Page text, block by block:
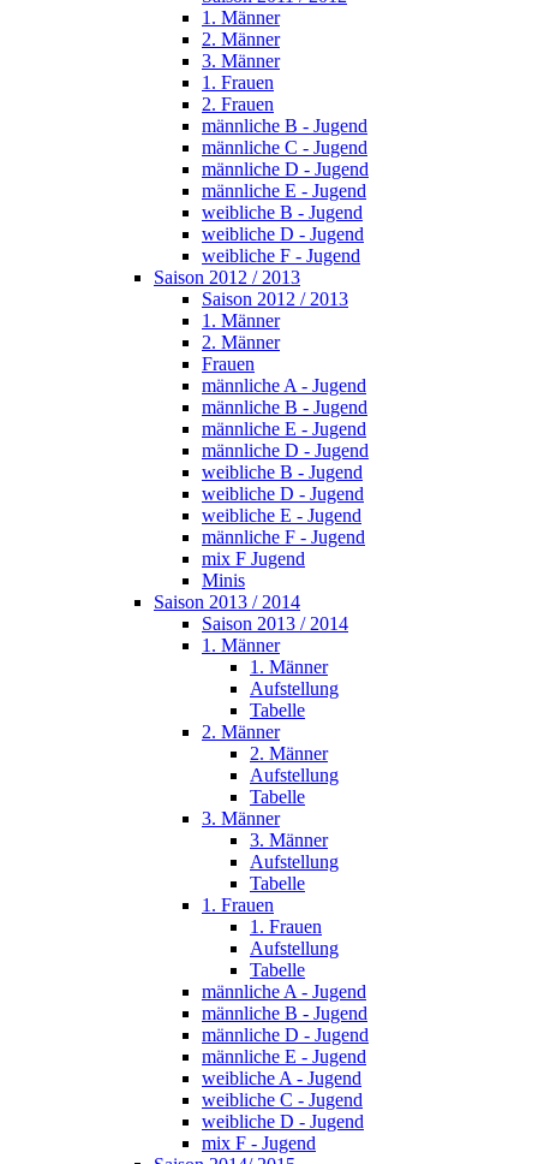
1. Männer
2. Männer
3. Männer
1. Frauen
2. Frauen
männliche B - Jugend
männliche C - Jugend
männliche D - Jugend
männliche E - Jugend
weibliche B - Jugend
weibliche D - Jugend
weibliche F - Jugend
Saison 2012 / 2013
Saison 2012 / 2013
1. Männer
2. Männer
Frauen
männliche A - Jugend
männliche B - Jugend
männliche E - Jugend
männliche D - Jugend
weibliche B - Jugend
weibliche D - Jugend
weibliche E - Jugend
männliche F - Jugend
mix F Jugend
Minis
Saison 2013 / 2014
Saison 2013 / 2014
1. Männer
1. Männer
Aufstellung
Tabelle
2. Männer
2. Männer
Aufstellung
Tabelle
3. Männer
3. Männer
Aufstellung
Tabelle
1. Frauen
1. Frauen
Aufstellung
Tabelle
männliche A - Jugend
männliche B - Jugend
männliche D - Jugend
männliche E - Jugend
weibliche A - Jugend
weibliche C - Jugend
weibliche D - Jugend
mix F - Jugend